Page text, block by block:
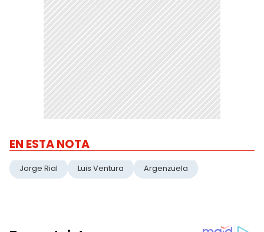
EN ESTA NOTA
Jorge Rial Luis Ventura Argenzuela